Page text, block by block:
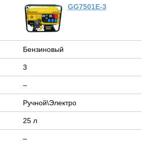
GG7501E-3
Бензиновый
3
–
Ручной\Электро
25 л
–